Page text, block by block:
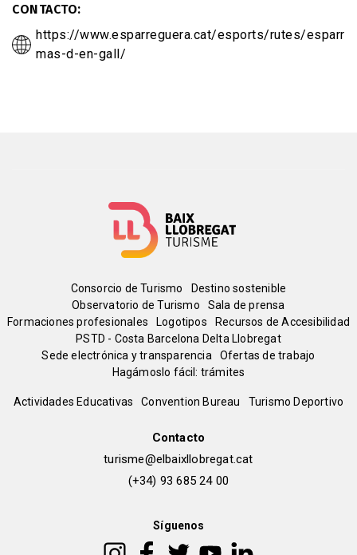
CONTACTO
https://www.esparreguera.cat/esports/rutes/
mas-d-en-gall/
Menú
del
pie
Consorcio de Turismo
Destino sostenible
Observatorio de Turismo
Sala de prensa
Formaciones profesionales
Logotipos
Recursos de Accesibilidad
PSTD - Costa Barcelona Delta Llobregat
Sede electrónica y transparencia
Ofertas de trabajo
Hagámoslo fácil: trámites
Peu
Actividades Educativas Convention Bureau Turismo Deportivo
Contacto
turisme@elbaixllobregat.cat
(+34) 93 685 24 00
Síguenos